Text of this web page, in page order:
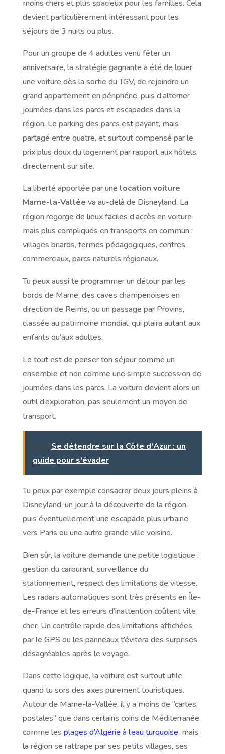
moins chers et plus spacieux pour les familles. Cela
devient particulièrement intéressant pour les
séjours de 3 nuits ou plus.
Pour un groupe de 4 adultes venu fêter un
anniversaire, la stratégie gagnante a été de louer
une voiture dès la sortie du TGV, de rejoindre un
grand appartement en périphérie, puis d’alterner
journées dans les parcs et escapades dans la
région. Le parking des parcs est payant, mais
partagé entre quatre, et surtout compensé par le
prix plus doux du logement par rapport aux hôtels
directement sur site.
La liberté apportée par une location voiture
Marne-la-Vallée va au-delà de Disneyland. La
région regorge de lieux faciles d’accès en voiture
mais plus compliqués en transports en commun :
villages briards, fermes pédagogiques, centres
commerciaux, parcs naturels régionaux.
Tu peux aussi te programmer un détour par les
bords de Marne, des caves champenoises en
direction de Reims, ou un passage par Provins,
classée au patrimoine mondial, qui plaira autant aux
enfants qu’aux adultes.
Le tout est de penser ton séjour comme un
ensemble et non comme une simple succession de
journées dans les parcs. La voiture devient alors un
outil d’exploration, pas seulement un moyen de
transport.
Lire Se détendre sur la Côte d'Azur : un
guide pour s'évader
Tu peux par exemple consacrer deux jours pleins à
Disneyland, un jour à la découverte de la région,
puis éventuellement une escapade plus urbaine
vers Paris ou une autre grande ville voisine.
Bien sûr, la voiture demande une petite logistique :
gestion du carburant, surveillance du
stationnement, respect des limitations de vitesse.
Les radars automatiques sont très présents en Île-
de-France et les erreurs d’inattention coûtent vite
cher. Un contrôle rapide des limitations affichées
par le GPS ou les panneaux t’évitera des surprises
désagréables après le voyage.
Dans cette logique, la voiture est surtout utile
quand tu sors des axes purement touristiques.
Autour de Marne-la-Vallée, il y a moins de “cartes
postales” que dans certains coins de Méditerranée
comme les plages d’Algérie à l’eau turquoise, mais
la région se rattrape par ses petits villages, ses